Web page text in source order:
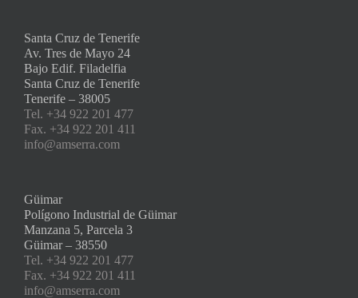
Santa Cruz de Tenerife
Av. Tres de Mayo 24
Bajo Edif. Filadelfia
Santa Cruz de Tenerife
Tenerife – 38005
Tel. +34 922 201 477
Fax. +34 922 201 411
info@amserra.com
Güimar
Polígono Industrial de Güimar
Manzana 5, Parcela 3
Güimar – 38550
Tel. +34 922 201 477
Fax. +34 922 201 411
info@amserra.com